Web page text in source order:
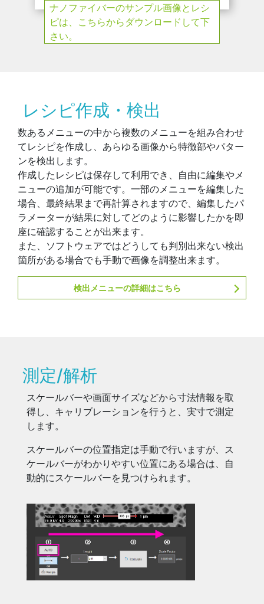
ナノファイバーのサンプル画像とレシ
ピは、こちらからダウンロードして下
さい。
レシピ作成・検出
数あるメニューの中から複数のメニューを組み合わせ
てレシピを作成し、あらゆる画像から特徴部やパター
ンを検出します。
作成したレシピは保存して利用でき、自由に編集やメ
ニューの追加が可能です。一部のメニューを編集した
場合、最終結果まで再計算されますので、編集したパ
ラメーターが結果に対してどのように影響したかを即
座に確認することが出来ます。
また、ソフトウェアではどうしても判別出来ない検出
箇所がある場合でも手動で画像を調整出来ます。
検出メニューの詳細はこちら
測定/解析
スケールバーや画面サイズなどから寸法情報を取
得し、キャリブレーションを行うと、実寸で測定
します。
スケールバーの位置指定は手動で行いますが、ス
ケールバーがわかりやすい位置にある場合は、自
動的にスケールバーを見つけられます。